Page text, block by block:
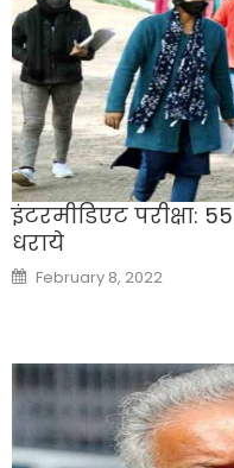
इंटरमीडिएट परीक्षा:
धराये
Posted
on
February 8, 2022